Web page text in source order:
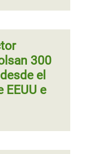
300
el
EEUU e